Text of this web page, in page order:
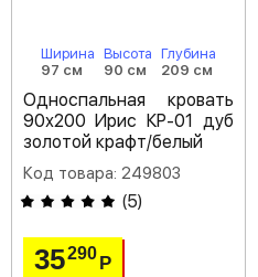
Ширина
97 см
Высота
90 см
Глубина
209 см
Односпальная кровать
90х200 Ирис КР-01 дуб
золотой крафт/белый
Код товара: 249803
(5)
35290 Р